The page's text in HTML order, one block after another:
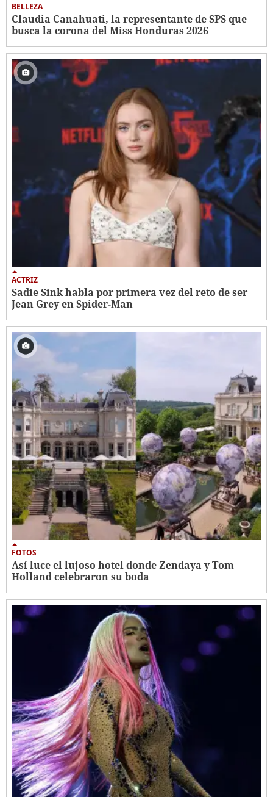
BELLEZA
Claudia Canahuati, la representante de SPS que
busca la corona del Miss Honduras 2026
ACTRIZ
Sadie Sink habla por primera vez del reto de ser
Jean Grey en Spider-Man
FOTOS
Así luce el lujoso hotel donde Zendaya y Tom
Holland celebraron su boda